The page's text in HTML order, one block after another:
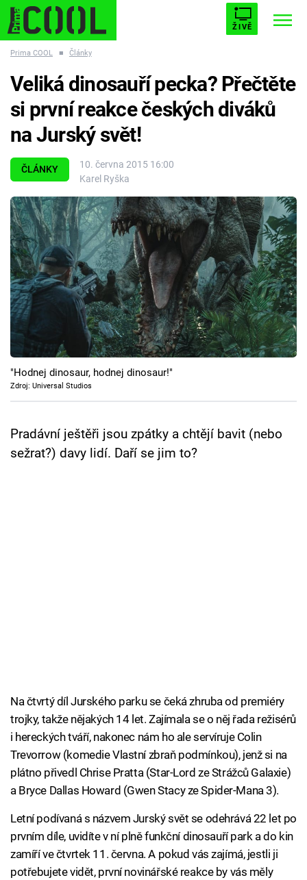
ŽIVĚ
ESCAPE PLNEJ KOTEL AVENGERS 5
Témata
Filmy
Seriály
Hry
Cool Esport
Pořady
TV Program
Přihlášení
Prima COOL ■ Články
ČLÁNKY
10. června 2015 16:00
Karel Ryška
Veliká dinosauří pecka? Přečtěte
si první reakce českých diváků
na Jurský svět!
"Hodnej dinosaur, hodnej dinosaur!"
Zdroj: Universal Studios
Pradávní ještěři jsou zpátky a chtějí bavit (nebo
sežrat?) davy lidí. Daří se jim to?
Na čtvrtý díl Jurského parku se čeká zhruba od premiéry
trojky, takže nějakých 14 let. Zajímala se o něj řada režisérů
i hereckých tváří, nakonec nám ho ale servíruje Colin
Trevorrow (komedie Vlastní zbraň podmínkou), jenž si na
plátno přivedl Chrise Pratta (Star-Lord ze Strážců Galaxie)
a Bryce Dallas Howard (Gwen Stacy ze Spider-Mana 3).
Letní podívaná s názvem Jurský svět se odehrává 22 let po
prvním díle, uvidíte v ní plně funkční dinosauří park a do kin
zamíří ve čtvrtek 11. června. A pokud vás zajímá, jestli ji
potřebujete vidět, první novinářské reakce by vás měly